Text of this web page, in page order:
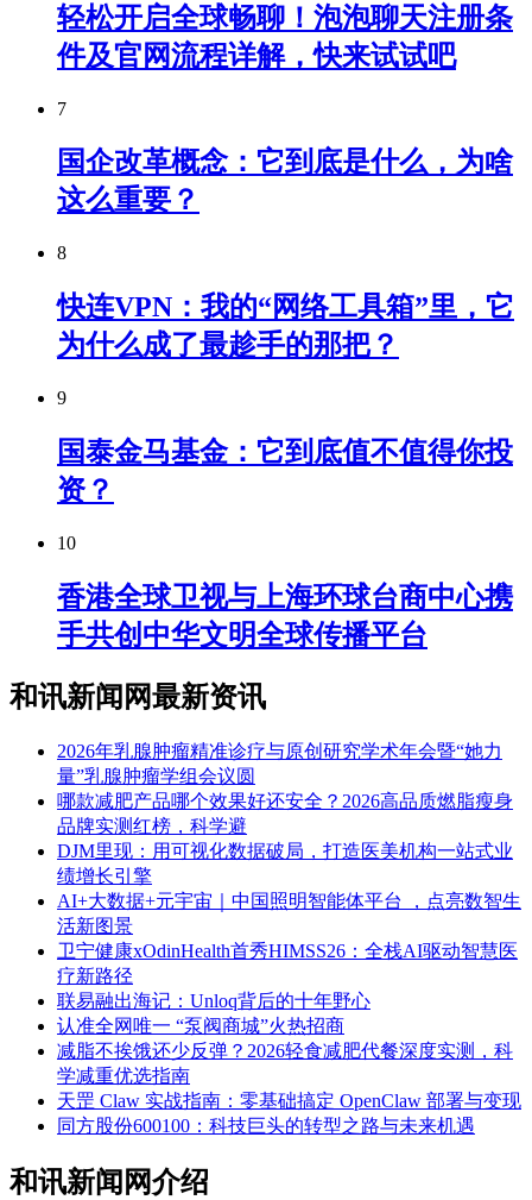
轻松开启全球畅聊！泡泡聊天注册条
件及官网流程详解，快来试试吧
7
国企改革概念：它到底是什么，为啥
这么重要？
8
快连VPN：我的“网络工具箱”里，它
为什么成了最趁手的那把？
9
国泰金马基金：它到底值不值得你投
资？
10
香港全球卫视与上海环球台商中心携
手共创中华文明全球传播平台
和讯新闻网最新资讯
2026年乳腺肿瘤精准诊疗与原创研究学术年会暨“她力
量”乳腺肿瘤学组会议圆
​哪款减肥产品哪个效果好还安全？2026高品质燃脂瘦身
品牌实测红榜，科学避
DJM里现：用可视化数据破局，打造医美机构一站式业
绩增长引擎
AI+大数据+元宇宙｜中国照明智能体平台 ，点亮数智生
活新图景
卫宁健康xOdinHealth首秀HIMSS26：全栈AI驱动智慧医
疗新路径
联易融出海记：Unloq背后的十年野心
认准全网唯一 “泵阀商城”火热招商
减脂不挨饿还少反弹？2026轻食减肥代餐深度实测，科
学减重优选指南
天罡 Claw 实战指南：零基础搞定 OpenClaw 部署与变现
同方股份600100：科技巨头的转型之路与未来机遇
和讯新闻网介绍